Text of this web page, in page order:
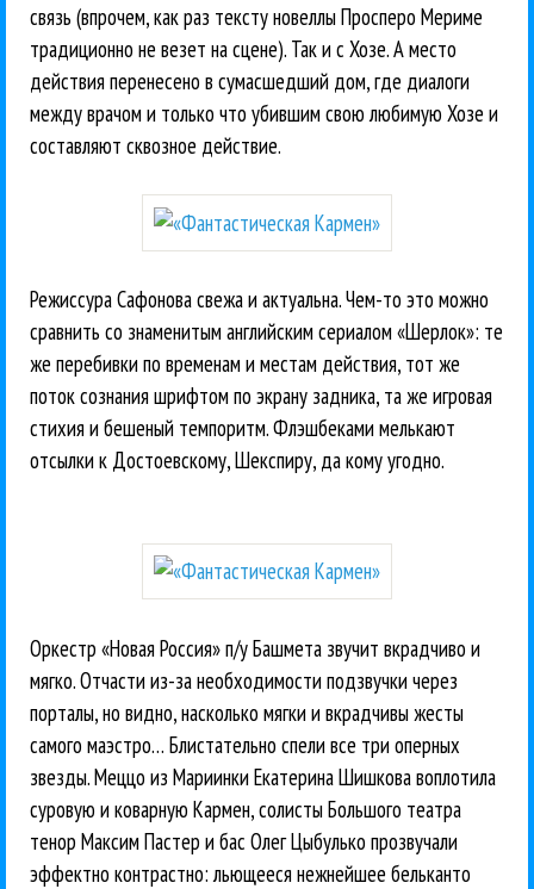
связь (впрочем, как раз тексту новеллы Просперо Мериме
традиционно не везет на сцене). Так и с Хозе. А место
действия перенесено в сумасшедший дом, где диалоги
между врачом и только что убившим свою любимую Хозе и
составляют сквозное действие.
Режиссура Сафонова свежа и актуальна. Чем-то это можно
сравнить со знаменитым английским сериалом «Шерлок»: те
же перебивки по временам и местам действия, тот же
поток сознания шрифтом по экрану задника, та же игровая
стихия и бешеный темпоритм. Флэшбеками мелькают
отсылки к Достоевскому, Шекспиру, да кому угодно.
Оркестр «Новая Россия» п/у Башмета звучит вкрадчиво и
мягко. Отчасти из-за необходимости подзвучки через
порталы, но видно, насколько мягки и вкрадчивы жесты
самого маэстро… Блистательно спели все три оперных
звезды. Меццо из Мариинки Екатерина Шишкова воплотила
суровую и коварную Кармен, солисты Большого театра
тенор Максим Пастер и бас Олег Цыбулько прозвучали
эффектно контрастно: льющееся нежнейшее бельканто